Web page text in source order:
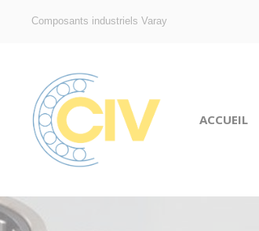
Composants industriels Varay
ACCUEIL